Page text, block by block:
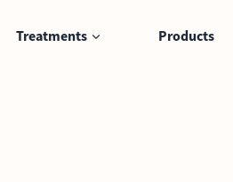
Treatments Products